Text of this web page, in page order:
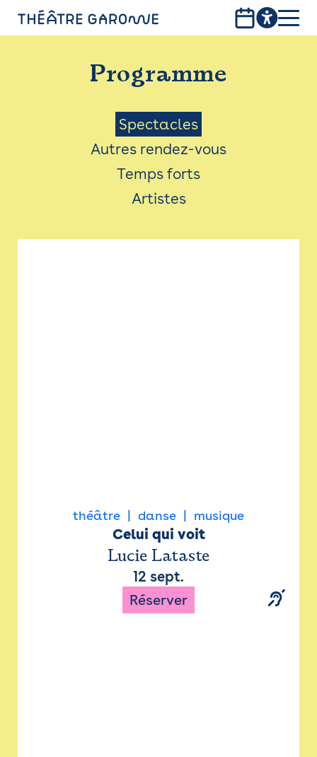
PROGRAMME
INFOS PRATIQUES
AVEC LES PUBLICS
ACCESSIBILITÉ
LES PRODUCTIONS
Programme
Menu
Saison
Spectacles
Autres rendez-vous
Temps forts
Artistes
théâtre danse musique
Celui qui voit
Lucie Lataste
12 sept.
Réserver